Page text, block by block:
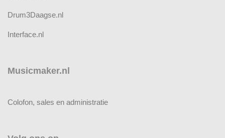
Drum3Daagse.nl
Interface.nl
Musicmaker.nl
Colofon, sales en administratie